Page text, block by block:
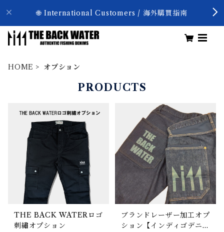
🌐 International Customers / 海外購買指南
HOME オプション
PRODUCTS
THE BACK WATERロゴ
刺繡オプション
ブランドレーザー加工オプ
ション【インディゴデニム